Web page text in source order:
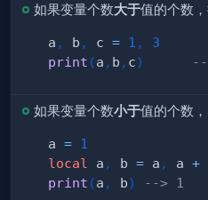
如果变量个数大于值的个数
a , b , c = 1 ,
3
print (a , b , c)
如果变量个数小于值的个数
a = 1
local
a , b = a , a +
print (a , b) --> 1